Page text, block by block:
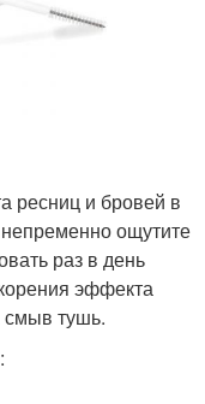
ресниц и бровей в
ощутите
раз в день
эффекта
смыв тушь.